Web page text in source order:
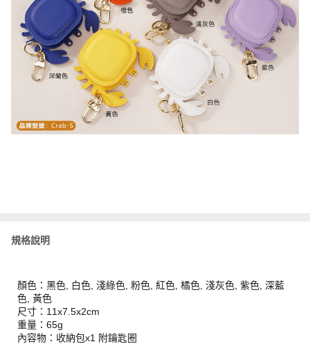
規格說明
顏色：黑色, 白色, 淺綠色, 粉色, 紅色, 橘色, 淺灰色, 紫色, 深藍
色, 黃色
尺寸：11x7.5x2cm
重量：65g
內容物：收納包x1 附鑰匙圈